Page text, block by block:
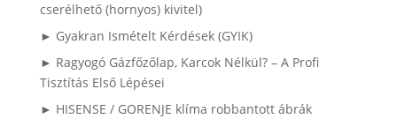
cserélhető (hornyos) kivitel)
► Gyakran Ismételt Kérdések (GYIK)
► Ragyogó Gázfőzőlap, Karcok Nélkül? – A Profi
Tisztítás Első Lépései
► HISENSE / GORENJE klíma robbantott ábrák